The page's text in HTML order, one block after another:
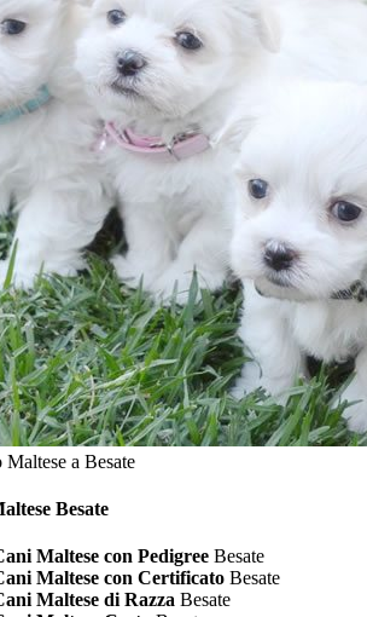
a Besate
Besate
Maltese con Pedigree Besate
Maltese con Certificato Besate
Maltese di Razza Besate